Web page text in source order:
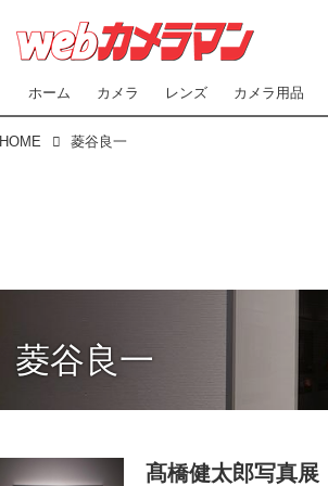
ホーム カメラ レンズ カメラ用品
HOME 菱谷良一
菱谷良一
髙橋健太郎写真展